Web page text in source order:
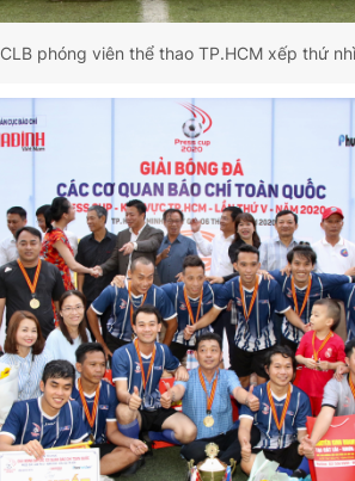
CLB phóng viên thể thao TP.HCM xếp thứ nhì